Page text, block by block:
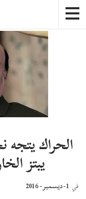
الحراك
يبتز
في 1-ديسمبر- 2016